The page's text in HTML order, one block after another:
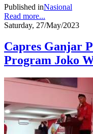
Published inNasional
Read more...
Saturday, 27/May/2023
Capres Ganjar
Program Joko